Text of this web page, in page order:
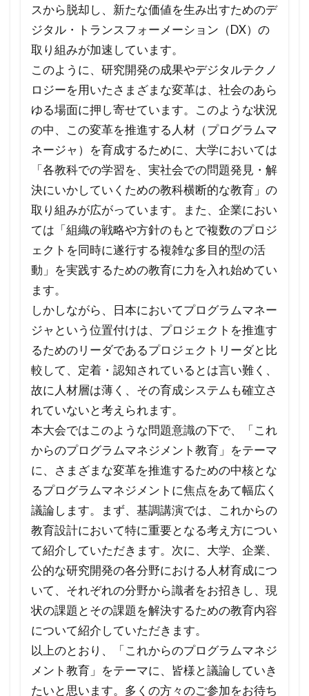
スから脱却し、新たな価値を生み出すためのデ
ジタル・トランスフォーメーション（DX）の
取り組みが加速しています。
このように、研究開発の成果やデジタルテクノ
ロジーを用いたさまざまな変革は、社会のあら
ゆる場面に押し寄せています。このような状況
の中、この変革を推進する人材（プログラムマ
ネージャ）を育成するために、大学においては
「各教科での学習を、実社会での問題発見・解
決にいかしていくための教科横断的な教育」の
取り組みが広がっています。また、企業におい
ては「組織の戦略や方針のもとで複数のプロジ
ェクトを同時に遂行する複雑な多目的型の活
動」を実践するための教育に力を入れ始めてい
ます。
しかしながら、日本においてプログラムマネー
ジャという位置付けは、プロジェクトを推進す
るためのリーダであるプロジェクトリーダと比
較して、定着・認知されているとは言い難く、
故に人材層は薄く、その育成システムも確立さ
れていないと考えられます。
本大会ではこのような問題意識の下で、「これ
からのプログラムマネジメント教育」をテーマ
に、さまざまな変革を推進するための中核とな
るプログラムマネジメントに焦点をあて幅広く
議論します。まず、基調講演では、これからの
教育設計において特に重要となる考え方につい
て紹介していただきます。次に、大学、企業、
公的な研究開発の各分野における人材育成につ
いて、それぞれの分野から識者をお招きし、現
状の課題とその課題を解決するための教育内容
について紹介していただきます。
以上のとおり、「これからのプログラムマネジ
メント教育」をテーマに、皆様と議論していき
たいと思います。多くの方々のご参加をお待ち